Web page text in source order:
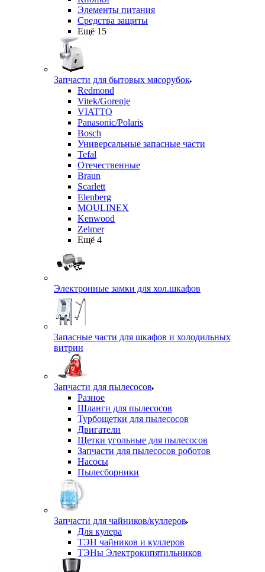
Элементы питания
Средства защиты
Ещё 15
Запчасти для бытовых мясорубок
Redmond
Vitek/Gorenje
VIATTO
Panasonic/Polaris
Bosch
Универсальные запасные части
Tefal
Отечественные
Braun
Scarlett
Elenberg
MOULINEX
Kenwood
Zelmer
Ещё 4
Электронные замки для хол.шкафов
Запасные части для шкафов и холодильных
витрин
Запчасти для пылесосов
Разное
Шланги для пылесосов
Турбощетки для пылесосов
Двигатели
Щетки угольные для пылесосов
Запчасти для пылесосов роботов
Насосы
Пылесборники
Запчасти для чайников/куллеров
Для кулера
ТЭН чайников и куллеров
ТЭНы Электрокипятильников